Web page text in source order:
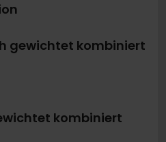
gewichtet kombiniert
kombiniert